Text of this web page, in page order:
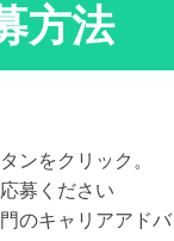
方法
ンをクリック。
募ください
のキャリアアド